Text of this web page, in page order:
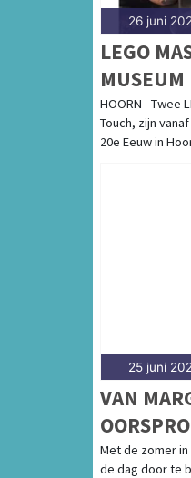
26 juni
LEGO
MUSEUM
HOORN - Twee
Touch, zijn
20e Eeuw in
25 juni
VAN
Met de zomer
de dag door te